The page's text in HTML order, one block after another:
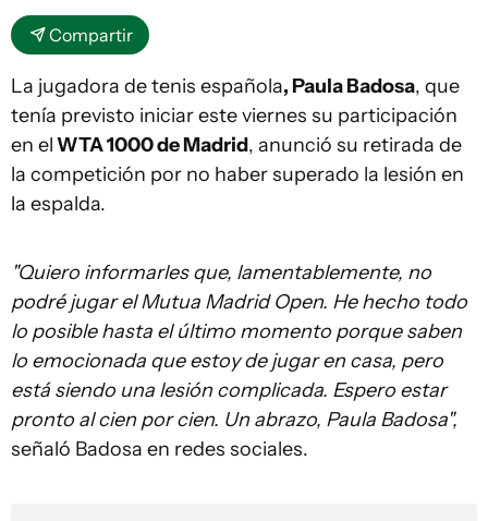
Compartir
La jugadora de tenis española, Paula Badosa, que
tenía previsto iniciar este viernes su participación
en elWTA 1000 de Madrid, anunció su retirada de
la competición por no haber superado la lesión en
la espalda.
"Quiero informarles que, lamentablemente, no
podré jugar el Mutua Madrid Open. He hecho todo
lo posible hasta el último momento porque saben
lo emocionada que estoy de jugar en casa, pero
está siendo una lesión complicada. Espero estar
pronto al cien por cien. Un abrazo, Paula Badosa",
señaló Badosa en redes sociales.